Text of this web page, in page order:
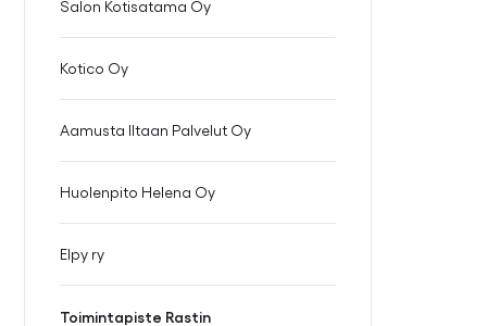
Salon Kotisatama Oy
Kotico Oy
Aamusta Iltaan Palvelut Oy
Huolenpito Helena Oy
Elpy ry
Toimintapiste Rastin